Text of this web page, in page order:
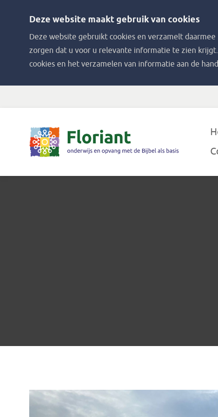
Deze website maakt gebruik van cookies
Deze website gebruikt cookies en verzamelt
zorgen dat u voor u relevante informatie te zien
cookies en het verzamelen van informatie aan de